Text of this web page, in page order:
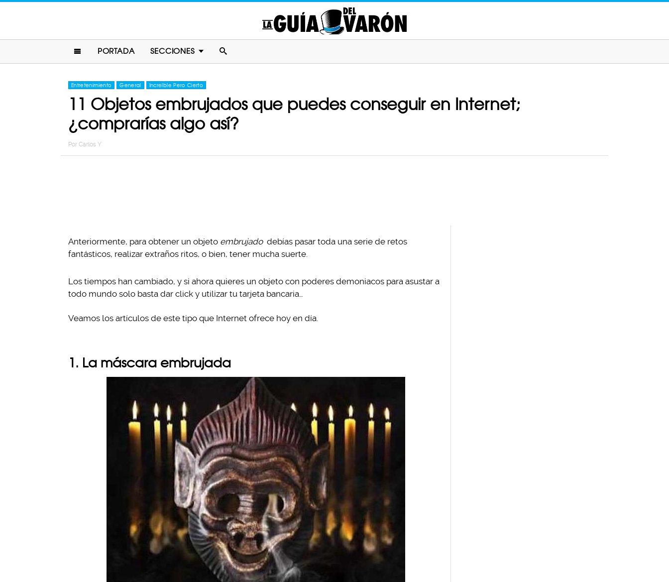
PORTADA SECCIONES
Entretenimiento General Increíble Pero Cierto
11 Objetos embrujados que puedes conseguir en Internet;
¿comprarías algo así?
Por Carlos Y
Anteriormente, para obtener un objeto embrujado debías pasar toda una serie de retos
fantásticos, realizar extraños ritos, o bien, tener mucha suerte.
Los tiempos han cambiado, y si ahora quieres un objeto con poderes demoniacos para asustar a
todo mundo solo basta dar click y utilizar tu tarjeta bancaria…
Veamos los artículos de este tipo que Internet ofrece hoy en día.
1. La máscara embrujada